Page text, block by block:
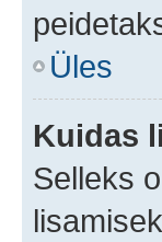
Üles
Kuidas
Selleks